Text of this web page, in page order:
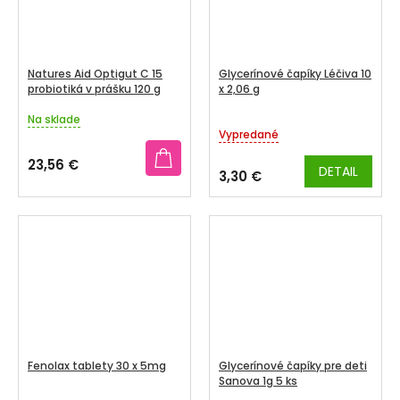
Natures Aid Optigut C 15
probiotiká v prášku 120 g
Priemerné
produktu
je
Na sklade
23,56 €
Glycerínové čapíky Léčiva 10
x 2,06 g
Vypredané
3,30 € DETAIL
Fenolax tablety 30 x 5mg
Glycerínové čapíky pre deti
Sanova 1g 5 ks